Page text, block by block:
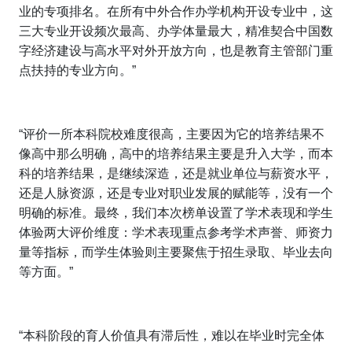
业的专项排名。在所有中外合作办学机构开设专业中，这
三大专业开设频次最高、办学体量最大，精准契合中国数
字经济建设与高水平对外开放方向，也是教育主管部门重
点扶持的专业方向。”
“评价一所本科院校难度很高，主要因为它的培养结果不
像高中那么明确，高中的培养结果主要是升入大学，而本
科的培养结果，是继续深造，还是就业单位与薪资水平，
还是人脉资源，还是专业对职业发展的赋能等，没有一个
明确的标准。最终，我们本次榜单设置了学术表现和学生
体验两大评价维度：学术表现重点参考学术声誉、师资力
量等指标，而学生体验则主要聚焦于招生录取、毕业去向
等方面。”
“本科阶段的育人价值具有滞后性，难以在毕业时完全体